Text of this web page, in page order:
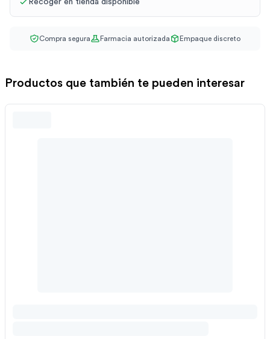
Compra segura Farmacia autorizada Empaque discreto
Productos que también te pueden interesar